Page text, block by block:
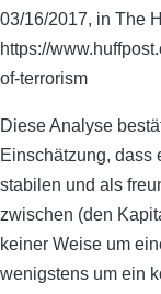
03/16/2017, in The
https://
of-terrorism
Diese Analyse
Einschätzung, dass
stabilen und als
zwischen (den
keiner Weise um
wenigstens um ein